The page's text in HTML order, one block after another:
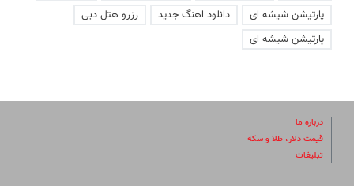
پارتیشن شیشه ای
دانلود اهنگ جدید
رزرو هتل دبی
پارتیشن شیشه ای
درباره ما
قیمت دلار، طلا و سکه
تبلیغات